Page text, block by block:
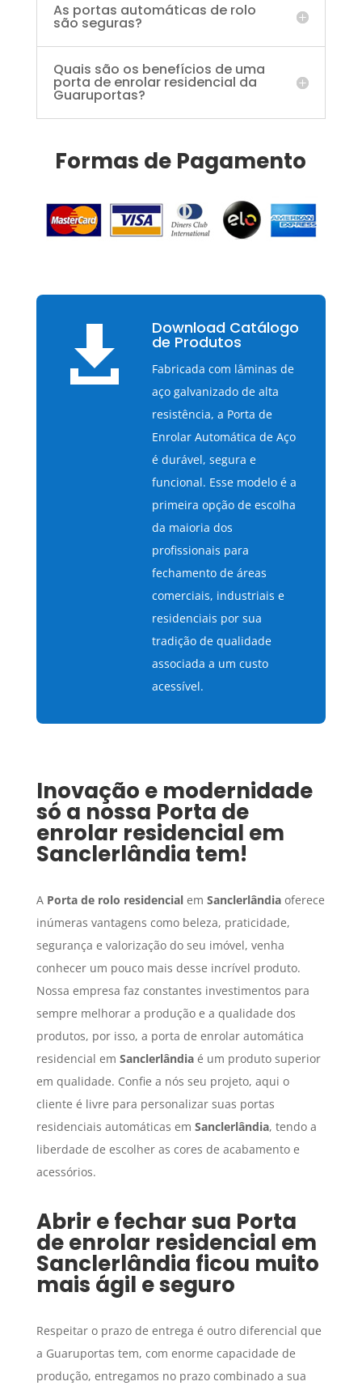
As portas automáticas de rolo
são seguras?
Quais são os benefícios de uma
porta de enrolar residencial da
Guaruportas?
Formas de Pagamento
 Download Catálogo
de Produtos
Fabricada com lâminas de
aço galvanizado de alta
resistência, a Porta de
Enrolar Automática de Aço
é durável, segura e
funcional. Esse modelo é a
primeira opção de escolha
da maioria dos
profissionais para
fechamento de áreas
comerciais, industriais e
residenciais por sua
tradição de qualidade
associada a um custo
acessível.
Inovação e modernidade
só a nossa Porta de
enrolar residencial em
Sanclerlândia tem!
A Porta de rolo residencialem Sanclerlândiaoferece
inúmeras vantagens como beleza, praticidade,
segurança e valorização do seu imóvel, venha
conhecer um pouco mais desse incrível produto.
Nossa empresa faz constantes investimentos para
sempre melhorar a produção e a qualidade dos
produtos, por isso, a porta de enrolar automática
residencial em Sanclerlândiaé um produto superior
em qualidade. Confie a nós seu projeto, aqui o
cliente é livre para personalizar suas portas
residenciais automáticas em Sanclerlândia, tendo a
liberdade de escolher as cores de acabamento e
acessórios.
Abrir e fechar sua Porta
de enrolar residencial em
Sanclerlândia ficou muito
mais ágil e seguro
Respeitar o prazo de entrega é outro diferencial que
a Guaruportas tem, com enorme capacidade de
produção, entregamos no prazo combinado a sua